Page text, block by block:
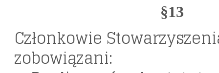
§13
Członkowie
zobowiązani: